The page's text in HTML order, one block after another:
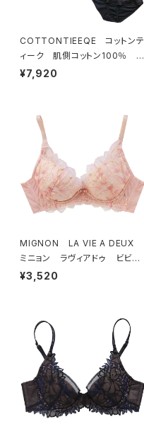
COTTONTIEEQE コットンテ
ィーク 肌側コットン100％ ソ
フトブラ ＆ ショーツセット（ブラ
¥7,920
MIGNON LA VIE A DEUX
ミニョン ラヴィアドゥ ビビア
ーナ ブラジャー（ピーチ）M20
¥3,520